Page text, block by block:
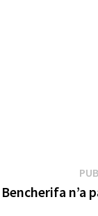
Bencherifa n’a